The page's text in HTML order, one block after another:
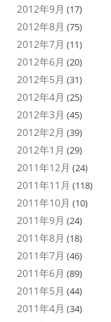
2012年9月 (17)
2012年8月 (75)
2012年7月 (11)
2012年6月 (20)
2012年5月 (31)
2012年4月 (25)
2012年3月 (45)
2012年2月 (39)
2012年1月 (29)
2011年12月 (24)
2011年11月 (118)
2011年10月 (10)
2011年9月 (24)
2011年8月 (18)
2011年7月 (46)
2011年6月 (89)
2011年5月 (44)
2011年4月 (34)